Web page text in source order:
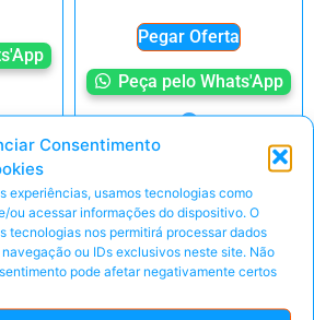
Consentimento
experiências, usamos tecnologias como
ou acessar informações do dispositivo. O
tecnologias nos permitirá processar dados
ou IDs exclusivos neste site. Não
pode afetar negativamente certos
Pegar Oferta
Peça pelo Whats'App